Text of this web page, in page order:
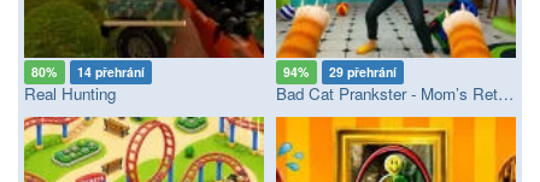
80% 14 přehrání
Real Hunting
94% 29 přehrání
Bad Cat Prankster - Mom’s Return